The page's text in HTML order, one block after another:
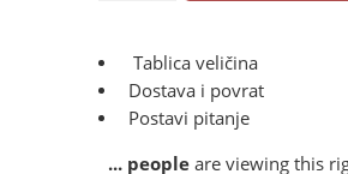
Tablica veličina
Dostava i povrat
Postavi pitanje
... people are viewing this